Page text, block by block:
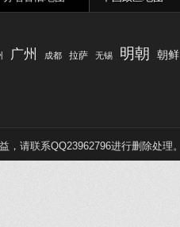
广州 成都 拉萨 无锡 明朝 朝鲜
请联系QQ23962796进行删除处理。